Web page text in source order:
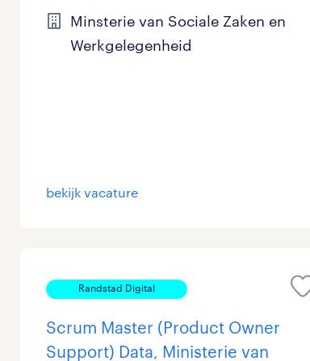
Management / Leidinggevend 14
Minsterie van Sociale Zaken en
Werkgelegenheid
bekijk vacature
Randstad Digital
Scrum Master (Product Owner
Support) Data, Ministerie van